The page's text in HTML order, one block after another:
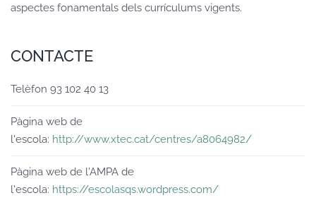
aspectes fonamentals dels currículums vigents.
CONTACTE
Telèfon 93 102 40 13
Pàgina web de
l'escola: http://www.xtec.cat/centres/a8064982/
Pàgina web de l'AMPA de
l'escola: https://escolasqs.wordpress.com/